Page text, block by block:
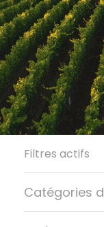
Filtres actifs
Catégories